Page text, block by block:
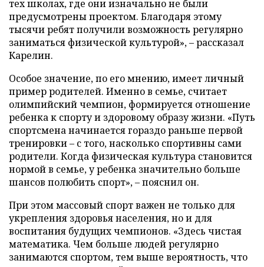
тех школах, где они изначально не были
предусмотрены проектом. Благодаря этому
тысячи ребят получили возможность регулярно
заниматься физической культурой», – рассказал
Карелин.
Особое значение, по его мнению, имеет личный
пример родителей. Именно в семье, считает
олимпийский чемпион, формируется отношение
ребенка к спорту и здоровому образу жизни. «Путь
спортсмена начинается гораздо раньше первой
тренировки – с того, насколько спортивны сами
родители. Когда физическая культура становится
нормой в семье, у ребенка значительно больше
шансов полюбить спорт», – пояснил он.
При этом массовый спорт важен не только для
укрепления здоровья населения, но и для
воспитания будущих чемпионов. «Здесь чистая
математика. Чем больше людей регулярно
занимаются спортом, тем выше вероятность, что